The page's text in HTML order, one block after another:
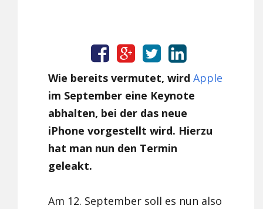
Wie bereits vermutet, wirdApple
im September eine Keynote
abhalten, bei der das neue
iPhone vorgestellt wird. Hierzu
hat man nun den Termin
geleakt.
Am 12. September soll es nun also